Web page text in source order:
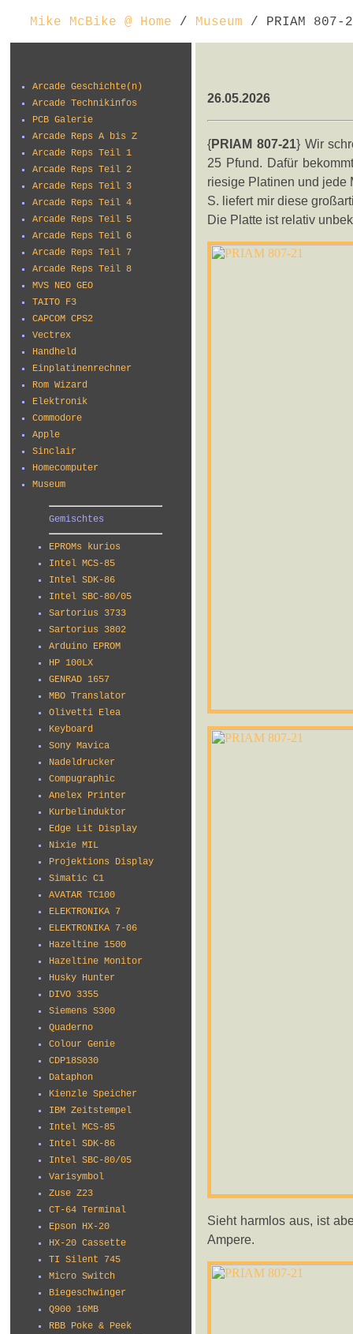
Mike McBike @ Home / Museum / PRIAM 807-
Arcade Geschichte(n)
Arcade Technikinfos
PCB Galerie
Arcade Reps A bis Z
Arcade Reps Teil 1
Arcade Reps Teil 2
Arcade Reps Teil 3
Arcade Reps Teil 4
Arcade Reps Teil 5
Arcade Reps Teil 6
Arcade Reps Teil 7
Arcade Reps Teil 8
MVS NEO GEO
TAITO F3
CAPCOM CPS2
Vectrex
Handheld
Einplatinenrechner
Rom Wizard
Elektronik
Commodore
Apple
Sinclair
Homecomputer
Museum
Gemischtes
EPROMs kurios
Intel MCS-85
Intel SDK-86
Intel SBC-80/05
Sartorius 3733
Sartorius 3802
Arduino EPROM
HP 100LX
GENRAD 1657
MBO Translator
Olivetti Elea
Keyboard
Sony Mavica
Nadeldrucker
Compugraphic
Anelex Printer
Kurbelinduktor
Edge Lit Display
Nixie MIL
Projektions Display
Simatic C1
AVATAR TC100
ELEKTRONIKA 7
ELEKTRONIKA 7-06
Hazeltine 1500
Hazeltine Monitor
Husky Hunter
DIVO 3355
Siemens S300
Quaderno
Colour Genie
CDP18S030
Dataphon
Kienzle Speicher
IBM Zeitstempel
Intel MCS-85
Intel SDK-86
Intel SBC-80/05
Varisymbol
Zuse Z23
CT-64 Terminal
Epson HX-20
HX-20 Cassette
TI Silent 745
Micro Switch
Biegeschwinger
Q900 16MB
RBB Poke & Peek
26.05.2026
{PRIAM 807-21} Wir
25 Pfund. Dafür
riesige Platinen und jede
S. liefert mir diese
Die Platte ist relativ
Sieht harmlos aus, ist
Ampere.